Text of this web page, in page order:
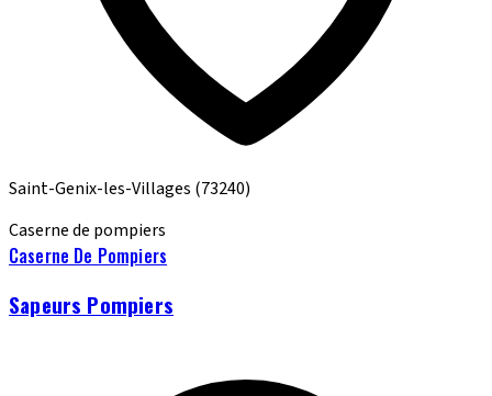
Saint-Genix-les-Villages (73240)
Caserne de pompiers
Caserne De Pompiers
Sapeurs Pompiers